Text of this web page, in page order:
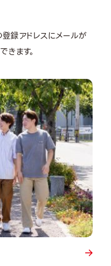
録アドレスにメールが
ます。